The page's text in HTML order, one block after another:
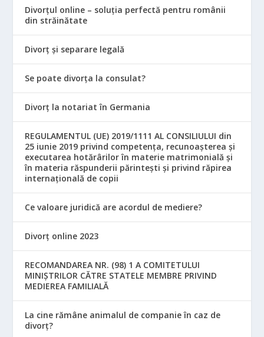
Divorțul online – soluția perfectă pentru românii
din străinătate
Divorț și separare legală
Se poate divorța la consulat?
Divorț la notariat în Germania
REGULAMENTUL (UE) 2019/1111 AL CONSILIULUI din
25 iunie 2019 privind competența, recunoașterea și
executarea hotărârilor în materie matrimonială și
în materia răspunderii părintești și privind răpirea
internațională de copii
Ce valoare juridică are acordul de mediere?
Divorț online 2023
RECOMANDAREA NR. (98) 1 A COMITETULUI
MINIŞTRILOR CĂTRE STATELE MEMBRE PRIVIND
MEDIEREA FAMILIALĂ
La cine rămâne animalul de companie în caz de
divorț?